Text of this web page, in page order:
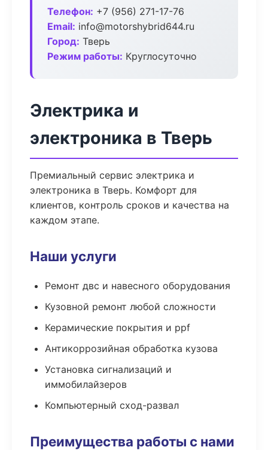
Телефон: +7 (956) 271-17-76
Email: info@motorshybrid644.ru
Город: Тверь
Режим работы: Круглосуточно
Электрика и
электроника в Тверь
Премиальный сервис электрика и
электроника в Тверь. Комфорт для
клиентов, контроль сроков и качества на
каждом этапе.
Наши услуги
Ремонт двс и навесного оборудования
Кузовной ремонт любой сложности
Керамические покрытия и ppf
Антикоррозийная обработка кузова
Установка сигнализаций и
иммобилайзеров
Компьютерный сход-развал
Преимущества работы с нами